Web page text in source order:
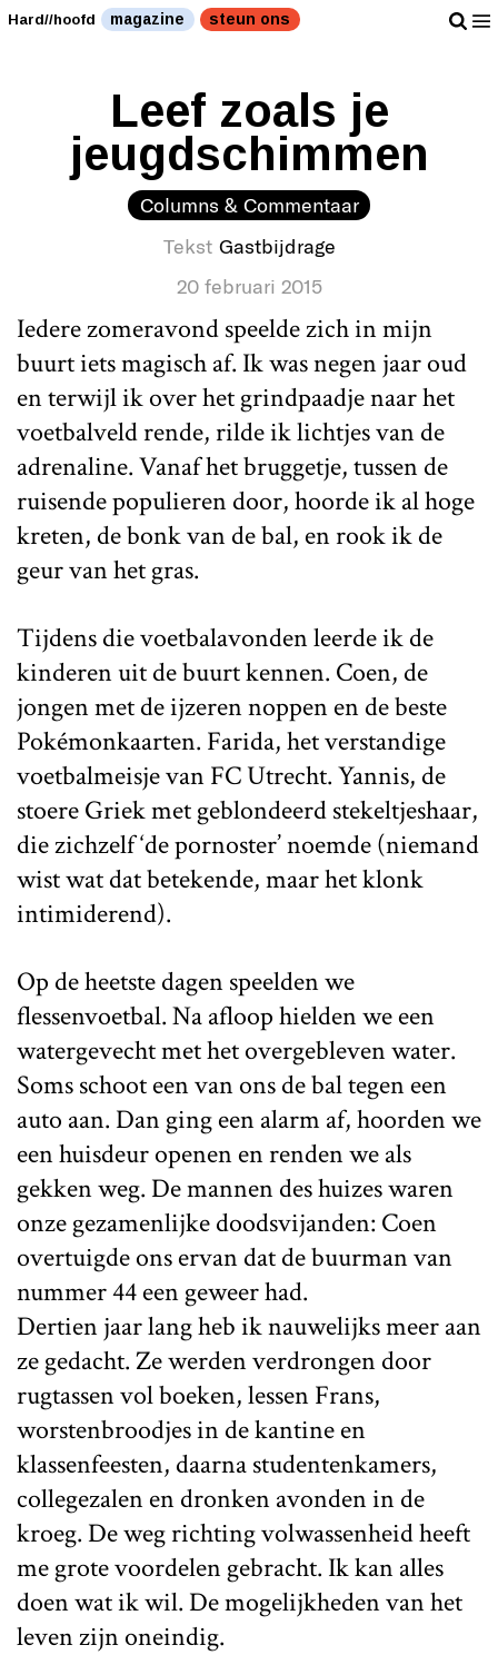
Hard//hoofd magazine steun ons
Leef zoals je
jeugdschimmen
Columns & Commentaar
Tekst Gastbijdrage
20 februari 2015
Iedere zomeravond speelde zich in mijn
buurt iets magisch af. Ik was negen jaar oud
en terwijl ik over het grindpaadje naar het
voetbalveld rende, rilde ik lichtjes van de
adrenaline. Vanaf het bruggetje, tussen de
ruisende populieren door, hoorde ik al hoge
kreten, de bonk van de bal, en rook ik de
geur van het gras.
Tijdens die voetbalavonden leerde ik de
kinderen uit de buurt kennen. Coen, de
jongen met de ijzeren noppen en de beste
Pokémonkaarten. Farida, het verstandige
voetbalmeisje van FC Utrecht. Yannis, de
stoere Griek met geblondeerd stekeltjeshaar,
die zichzelf ‘de pornoster’ noemde (niemand
wist wat dat betekende, maar het klonk
intimiderend).
Op de heetste dagen speelden we
flessenvoetbal. Na afloop hielden we een
watergevecht met het overgebleven water.
Soms schoot een van ons de bal tegen een
auto aan. Dan ging een alarm af, hoorden we
een huisdeur openen en renden we als
gekken weg. De mannen des huizes waren
onze gezamenlijke doodsvijanden: Coen
overtuigde ons ervan dat de buurman van
nummer 44 een geweer had.
Dertien jaar lang heb ik nauwelijks meer aan
ze gedacht. Ze werden verdrongen door
rugtassen vol boeken, lessen Frans,
worstenbroodjes in de kantine en
klassenfeesten, daarna studentenkamers,
collegezalen en dronken avonden in de
kroeg. De weg richting volwassenheid heeft
me grote voordelen gebracht. Ik kan alles
doen wat ik wil. De mogelijkheden van het
leven zijn oneindig.